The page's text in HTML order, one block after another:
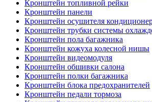
Кронштейн топливной рейки
Кронштейн панели
Кронштейн осушителя
Кронштейн трубки системы
Кронштейн пола багажника
Кронштейн кожуха колесной нишы
Кронштейн видеомодуля
Кронштейн обшивки салона
Кронштейн полки багажника
Кронштейн блока предохранителей
Кронштейн педали тормоза